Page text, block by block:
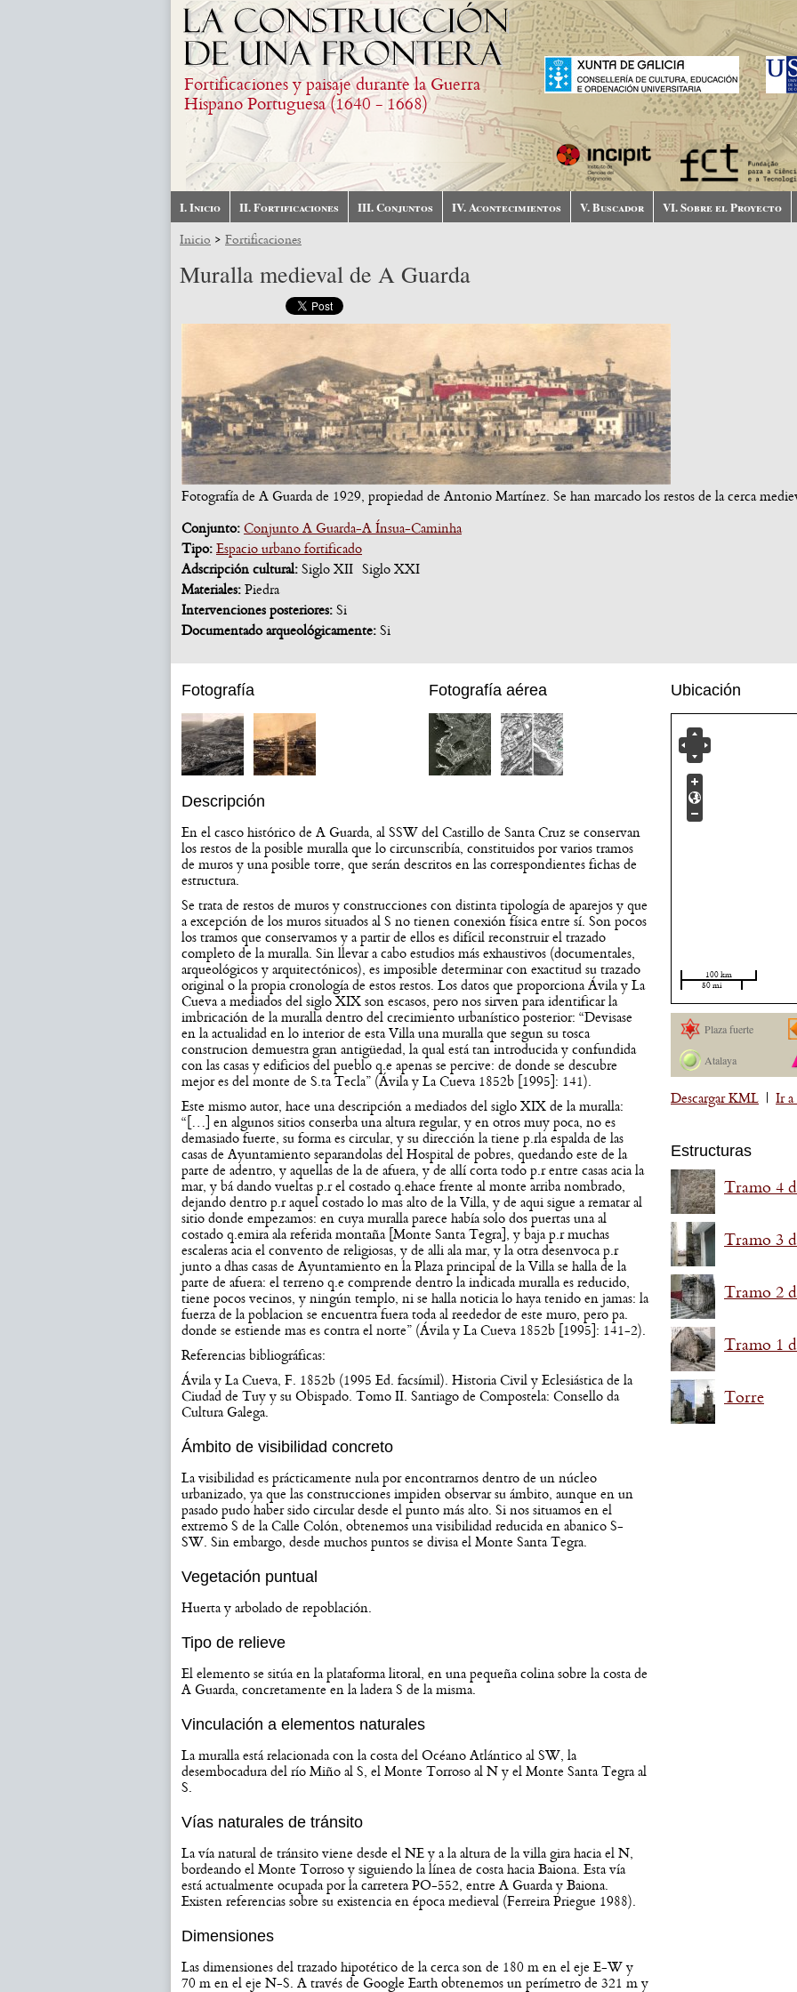
Fortificaciones y paisaje durante la Guerra
Hispano Portuguesa (1640 - 1668)
I. Inicio II. Fortificaciones III. Conjuntos IV. Acontecimientos V. Buscador VI. Sobre el Proyecto
Inicio > Fortificaciones
Muralla medieval de A Guarda
Fotografía de A Guarda de 1929, propiedad de Antonio Martínez. Se han marcado los restos de la cerca
Conjunto: Conjunto A Guarda-A Ínsua-Caminha
Tipo: Espacio urbano fortificado
Adscripción cultural: Siglo XII Siglo XXI
Materiales: Piedra
Intervenciones posteriores: Si
Documentado arqueológicamente: Si
Fotografía Fotografía aérea
Descripción
En el casco histórico de A Guarda, al SSW del Castillo de Santa Cruz se conservan
los restos de la posible muralla que lo circunscribía, constituidos por varios tramos
de muros y una posible torre, que serán descritos en las correspondientes fichas de
estructura.
Se trata de restos de muros y construcciones con distinta tipología de aparejos y que
a excepción de los muros situados al S no tienen conexión física entre sí. Son pocos
los tramos que conservamos y a partir de ellos es difícil reconstruir el trazado
completo de la muralla. Sin llevar a cabo estudios más exhaustivos (documentales,
arqueológicos y arquitectónicos), es imposible determinar con exactitud su trazado
original o la propia cronología de estos restos. Los datos que proporciona Ávila y La
Cueva a mediados del siglo XIX son escasos, pero nos sirven para identificar la
imbricación de la muralla dentro del crecimiento urbanístico posterior: “Devisase
en la actualidad en lo interior de esta Villa una muralla que segun su tosca
construcion demuestra gran antigüedad, la qual está tan introducida y confundida
con las casas y edificios del pueblo q.e apenas se percive: de donde se descubre
mejor es del monte de S.ta Tecla” (Ávila y La Cueva 1852b [1995]: 141).
Este mismo autor, hace una descripción a mediados del siglo XIX de la muralla:
“[…] en algunos sitios conserba una altura regular, y en otros muy poca, no es
demasiado fuerte, su forma es circular, y su dirección la tiene p.rla espalda de las
casas de Ayuntamiento separandolas del Hospital de pobres, quedando este de la
parte de adentro, y aquellas de la de afuera, y de allí corta todo p.r entre casas acia la
mar, y bá dando vueltas p.r el costado q.ehace frente al monte arriba nombrado,
dejando dentro p.r aquel costado lo mas alto de la Villa, y de aqui sigue a rematar al
sitio donde empezamos: en cuya muralla parece había solo dos puertas una al
costado q.emira ala referida montaña [Monte Santa Tegra], y baja p.r muchas
escaleras acia el convento de religiosas, y de alli ala mar, y la otra desenvoca p.r
junto a dhas casas de Ayuntamiento en la Plaza principal de la Villa se halla de la
parte de afuera: el terreno q.e comprende dentro la indicada muralla es reducido,
tiene pocos vecinos, y ningún templo, ni se halla noticia lo haya tenido en jamas: la
fuerza de la poblacion se encuentra fuera toda al reededor de este muro, pero pa.
donde se estiende mas es contra el norte” (Ávila y La Cueva 1852b [1995]: 141-2).
Referencias bibliográficas:
Ávila y La Cueva, F. 1852b (1995 Ed. facsímil). Historia Civil y Eclesiástica de la
Ciudad de Tuy y su Obispado. Tomo II. Santiago de Compostela: Consello da
Cultura Galega.
Ámbito de visibilidad concreto
La visibilidad es prácticamente nula por encontrarnos dentro de un núcleo
urbanizado, ya que las construcciones impiden observar su ámbito, aunque en un
pasado pudo haber sido circular desde el punto más alto. Si nos situamos en el
extremo S de la Calle Colón, obtenemos una visibilidad reducida en abanico S-
SW. Sin embargo, desde muchos puntos se divisa el Monte Santa Tegra.
Vegetación puntual
Huerta y arbolado de repoblación.
Tipo de relieve
El elemento se sitúa en la plataforma litoral, en una pequeña colina sobre la costa de
A Guarda, concretamente en la ladera S de la misma.
Vinculación a elementos naturales
La muralla está relacionada con la costa del Océano Atlántico al SW, la
desembocadura del río Miño al S, el Monte Torroso al N y el Monte Santa Tegra al
S.
Vías naturales de tránsito
La vía natural de tránsito viene desde el NE y a la altura de la villa gira hacia el N,
bordeando el Monte Torroso y siguiendo la línea de costa hacia Baiona. Esta vía
está actualmente ocupada por la carretera PO-552, entre A Guarda y Baiona.
Existen referencias sobre su existencia en época medieval (Ferreira Priegue 1988).
Dimensiones
Las dimensiones del trazado hipotético de la cerca son de 180 m en el eje E-W y
70 m en el eje N-S. A través de Google Earth obtenemos un perímetro de 321 m y
Ubicación
100 km
50 mi
Plaza fuerte
Atalaya
Descargar KML | Ir a
Estructuras
Tramo 4
Tramo 3
Tramo 2
Tramo 1
Torre